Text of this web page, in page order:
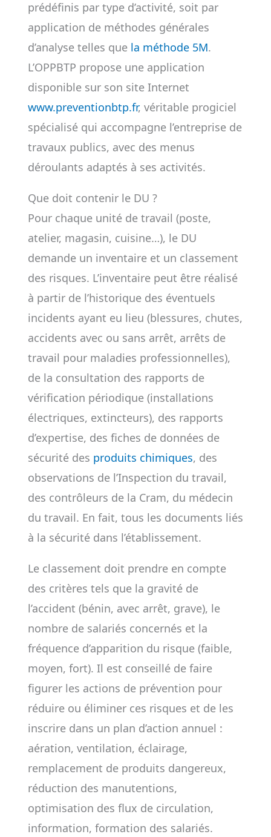
prédéfinis par type d’activité, soit par
application de méthodes générales
d’analyse telles que la méthode 5M.
L’OPPBTP propose une application
disponible sur son site Internet
www.preventionbtp.fr, véritable progiciel
spécialisé qui accompagne l’entreprise de
travaux publics, avec des menus
déroulants adaptés à ses activités.
Que doit contenir le DU ?
Pour chaque unité de travail (poste,
atelier, magasin, cuisine…), le DU
demande un inventaire et un classement
des risques. L’inventaire peut être réalisé
à partir de l’historique des éventuels
incidents ayant eu lieu (blessures, chutes,
accidents avec ou sans arrêt, arrêts de
travail pour maladies professionnelles),
de la consultation des rapports de
vérification périodique (installations
électriques, extincteurs), des rapports
d’expertise, des fiches de données de
sécurité des produits chimiques, des
observations de l’Inspection du travail,
des contrôleurs de la Cram, du médecin
du travail. En fait, tous les documents liés
à la sécurité dans l’établissement.
Le classement doit prendre en compte
des critères tels que la gravité de
l’accident (bénin, avec arrêt, grave), le
nombre de salariés concernés et la
fréquence d’apparition du risque (faible,
moyen, fort). Il est conseillé de faire
figurer les actions de prévention pour
réduire ou éliminer ces risques et de les
inscrire dans un plan d’action annuel :
aération, ventilation, éclairage,
remplacement de produits dangereux,
réduction des manutentions,
optimisation des flux de circulation,
information, formation des salariés.